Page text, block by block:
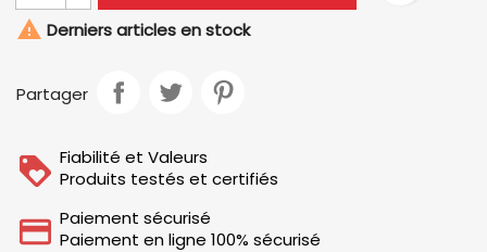
 Derniers articles en stock
Partager
Fiabilité et Valeurs
Produits testés et certifiés
Paiement sécurisé
Paiement en ligne 100% sécurisé